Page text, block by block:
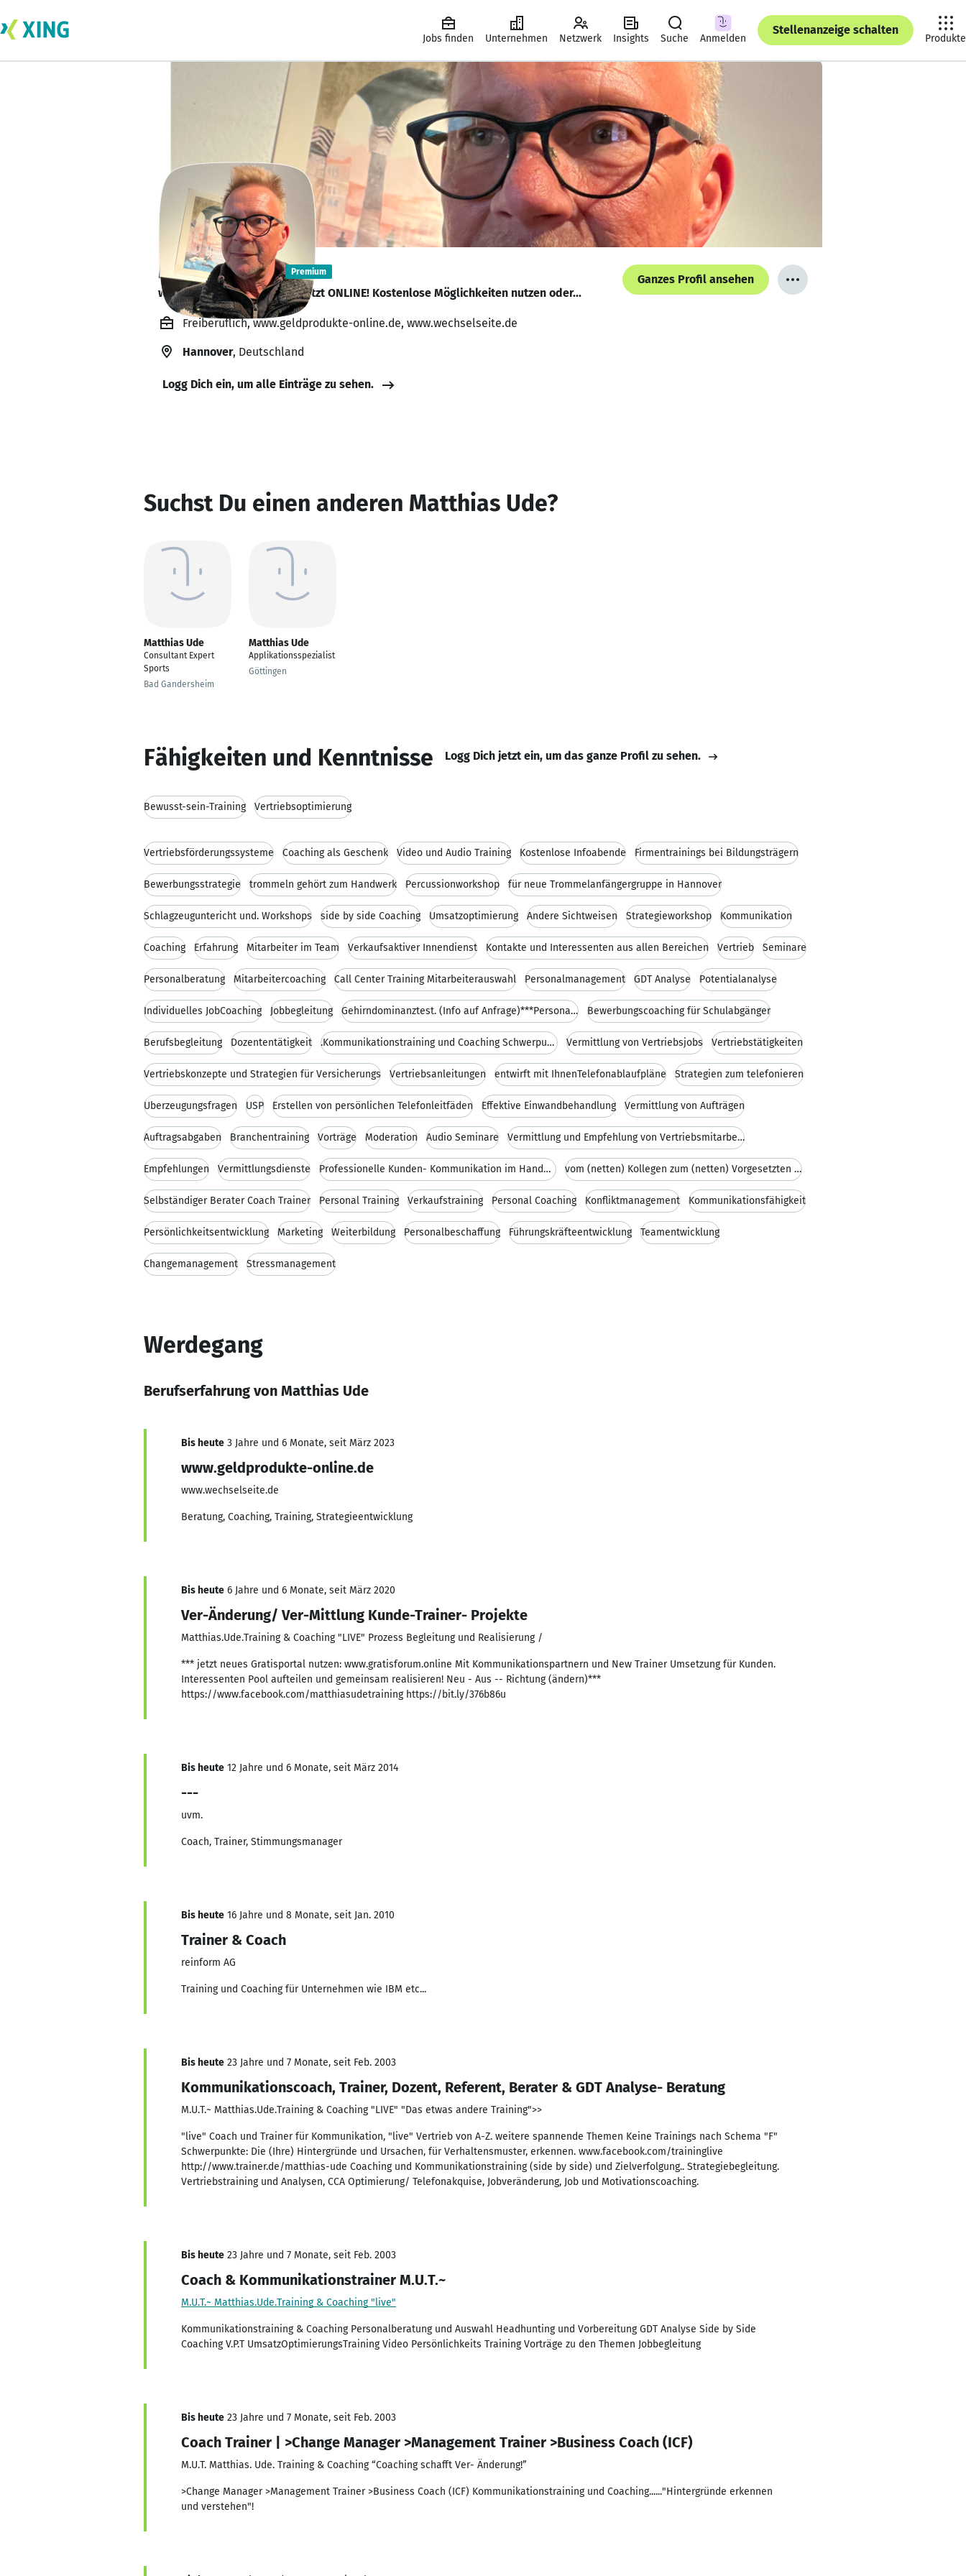
Jobs finden Unternehmen Netzwerk Insights Suche Anmelden
Stellenanzeige schalten
Produkte
Matthias Ude Premium
www.gratisforum.online ist jetzt ONLINE! Kostenlose Möglichkeiten nutzen oder...
Ganzes Profil ansehen
Freiberuflich, www.geldprodukte-online.de, www.wechselseite.de
Hannover, Deutschland
Logg Dich ein, um alle Einträge zu sehen.
Suchst Du einen anderen Matthias Ude?
Matthias Ude
Consultant Expert
Sports
Bad Gandersheim
Matthias Ude
Applikationsspezialist
Göttingen
Fähigkeiten und Kenntnisse Logg Dich jetzt ein, um das ganze Profil zu sehen.
Bewusst-sein-Training Vertriebsoptimierung
Vertriebsförderungssysteme Coaching als Geschenk Video und Audio Training Kostenlose Infoabende Firmentrainings bei Bildungsträgern
Bewerbungsstrategie trommeln gehört zum Handwerk Percussionworkshop für neue Trommelanfängergruppe in Hannover
Schlagzeuguntericht und. Workshops side by side Coaching Umsatzoptimierung Andere Sichtweisen Strategieworkshop Kommunikation
Coaching Erfahrung Mitarbeiter im Team Verkaufsaktiver Innendienst Kontakte und Interessenten aus allen Bereichen Vertrieb Seminare
Personalberatung Mitarbeitercoaching Call Center Training Mitarbeiterauswahl Personalmanagement GDT Analyse Potentialanalyse
Individuelles JobCoaching Jobbegleitung Gehirndominanztest. (Info auf Anfrage)***Personala Bewerbungscoaching für Schulabgänger
Berufsbegleitung Dozententätigkeit .Kommunikationstraining und Coaching Schwerpunkt V Vermittlung von Vertriebsjobs Vertriebstätigkeiten
Vertriebskonzepte und Strategien für Versicherungs Vertriebsanleitungen entwirft mit IhnenTelefonablaufpläne Strategien zum telefonieren
Überzeugungsfragen USP Erstellen von persönlichen Telefonleitfäden Effektive Einwandbehandlung Vermittlung von Aufträgen
Auftragsabgaben Branchentraining Vorträge Moderation Audio Seminare Vermittlung und Empfehlung von Vertriebsmitarbeite
Empfehlungen Vermittlungsdienste Professionelle Kunden- Kommunikation im Handwerk! vom (netten) Kollegen zum (netten) Vorgesetzten Fü
Selbständiger Berater Coach Trainer Personal Training Verkaufstraining Personal Coaching Konfliktmanagement Kommunikationsfähigkeit
Persönlichkeitsentwicklung Marketing Weiterbildung Personalbeschaffung Führungskräfteentwicklung Teamentwicklung
Changemanagement Stressmanagement
Werdegang
Berufserfahrung von Matthias Ude
Bis heute 3 Jahre und 6 Monate, seit März 2023
www.geldprodukte-online.de
www.wechselseite.de
Beratung, Coaching, Training, Strategieentwicklung
Bis heute 6 Jahre und 6 Monate, seit März 2020
Ver-Änderung/ Ver-Mittlung Kunde-Trainer- Projekte
Matthias.Ude.Training & Coaching "LIVE" Prozess Begleitung und Realisierung /
*** jetzt neues Gratisportal nutzen: www.gratisforum.online Mit Kommunikationspartnern und New Trainer Umsetzung für Kunden.
Interessenten Pool aufteilen und gemeinsam realisieren! Neu - Aus -- Richtung (ändern)***
https://www.facebook.com/matthiasudetraining https://bit.ly/376b86u
Bis heute 12 Jahre und 6 Monate, seit März 2014
---
uvm.
Coach, Trainer, Stimmungsmanager
Bis heute 16 Jahre und 8 Monate, seit Jan. 2010
Trainer & Coach
reinform AG
Training und Coaching für Unternehmen wie IBM etc...
Bis heute 23 Jahre und 7 Monate, seit Feb. 2003
Kommunikationscoach, Trainer, Dozent, Referent, Berater & GDT Analyse- Beratung
M.U.T.~ Matthias.Ude.Training & Coaching "LIVE" "Das etwas andere Training">>
"live" Coach und Trainer für Kommunikation, "live" Vertrieb von A-Z. weitere spannende Themen Keine Trainings nach Schema "F"
Schwerpunkte: Die (Ihre) Hintergründe und Ursachen, für Verhaltensmuster, erkennen. www.facebook.com/traininglive
http://www.trainer.de/matthias-ude Coaching und Kommunikationstraining (side by side) und Zielverfolgung.. Strategiebegleitung.
Vertriebstraining und Analysen, CCA Optimierung/ Telefonakquise, Jobveränderung, Job und Motivationscoaching.
Bis heute 23 Jahre und 7 Monate, seit Feb. 2003
Coach & Kommunikationstrainer M.U.T.~
M.U.T.~ Matthias.Ude.Training & Coaching "live"
Kommunikationstraining & Coaching Personalberatung und Auswahl Headhunting und Vorbereitung GDT Analyse Side by Side
Coaching V.P.T UmsatzOptimierungsTraining Video Persönlichkeits Training Vorträge zu den Themen Jobbegleitung
Bis heute 23 Jahre und 7 Monate, seit Feb. 2003
Coach Trainer | >Change Manager >Management Trainer >Business Coach (ICF)
M.U.T. Matthias. Ude. Training & Coaching “Coaching schafft Ver- Änderung!”
>Change Manager >Management Trainer >Business Coach (ICF) Kommunikationstraining und Coaching......"Hintergründe erkennen
und verstehen"!